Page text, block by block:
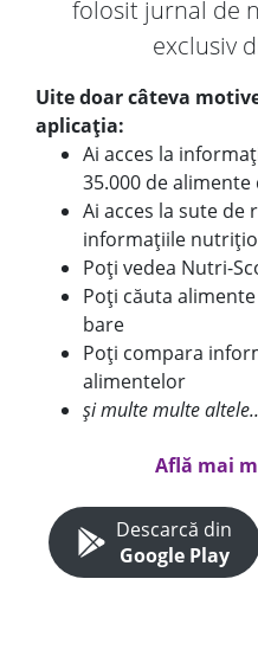
folosit jurnal de
exclusiv
Uite doar câteva
aplicația:
Ai acces la
35.000 de alimente
Ai acces la sute de
informațiile
Poți vedea Nutri-
Poți căuta
bare
Poți compara
alimentelor
și multe multe
Află mai
Descarcă din
Google Play